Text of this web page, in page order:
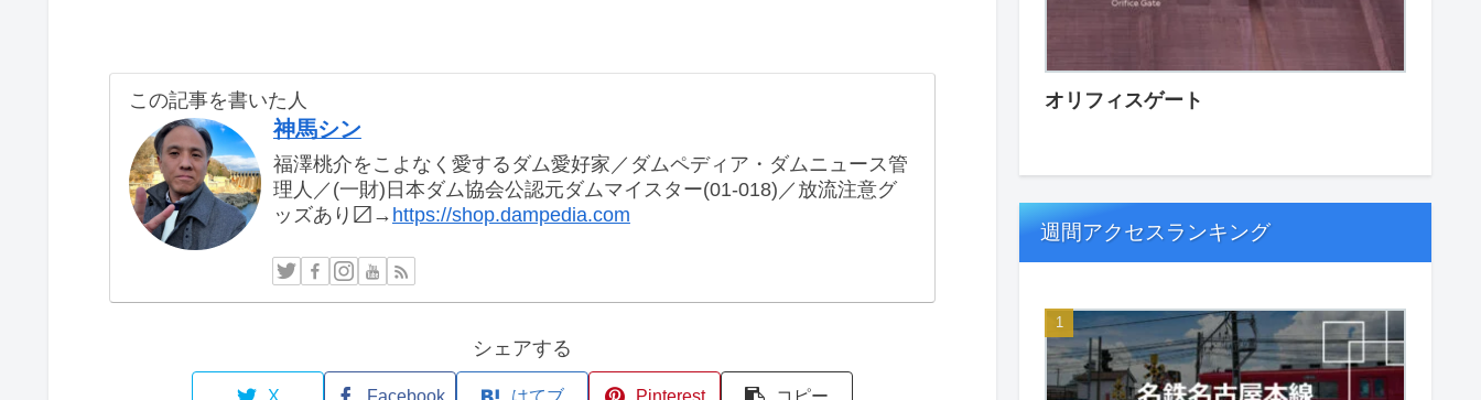
この記事を書いた人
神馬シン
福澤桃介をこよなく愛するダム愛好家／ダムペディア・ダムニュース管
理人／(一財)日本ダム協会公認元ダムマイスター(01-018)／放流注意グ
ッズあり〼→ https://shop.dampedia.com
シェアする
X Facebook はてブ Pinterest コピー
オリフィスゲート
週間アクセスランキング